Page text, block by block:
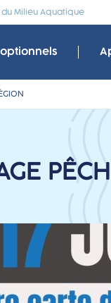
Milieu Aquatique